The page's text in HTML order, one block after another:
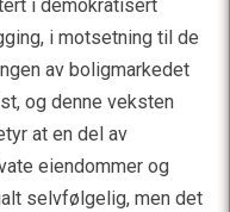
i demokratisert
i motsetning til de
av boligmarkedet
og denne veksten
at en del av
eiendommer og
selvfølgelig, men det